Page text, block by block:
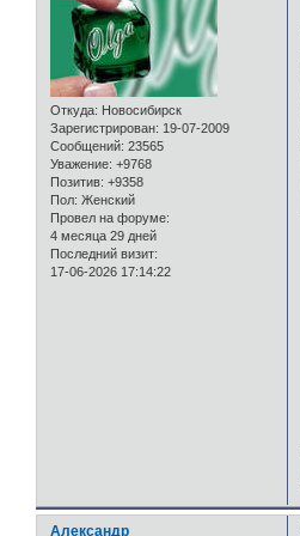
Откуда: Новосибирск
Зарегистрирован: 19-07-2009
Сообщений: 23565
Уважение: +9768
Позитив: +9358
Пол: Женский
Провел на форуме:
4 месяца 29 дней
Последний визит:
17-06-2026 17:14:22
Александр